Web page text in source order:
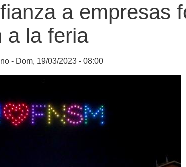
a empresas
a la feria
Dom, 19/03/2023 - 08:00